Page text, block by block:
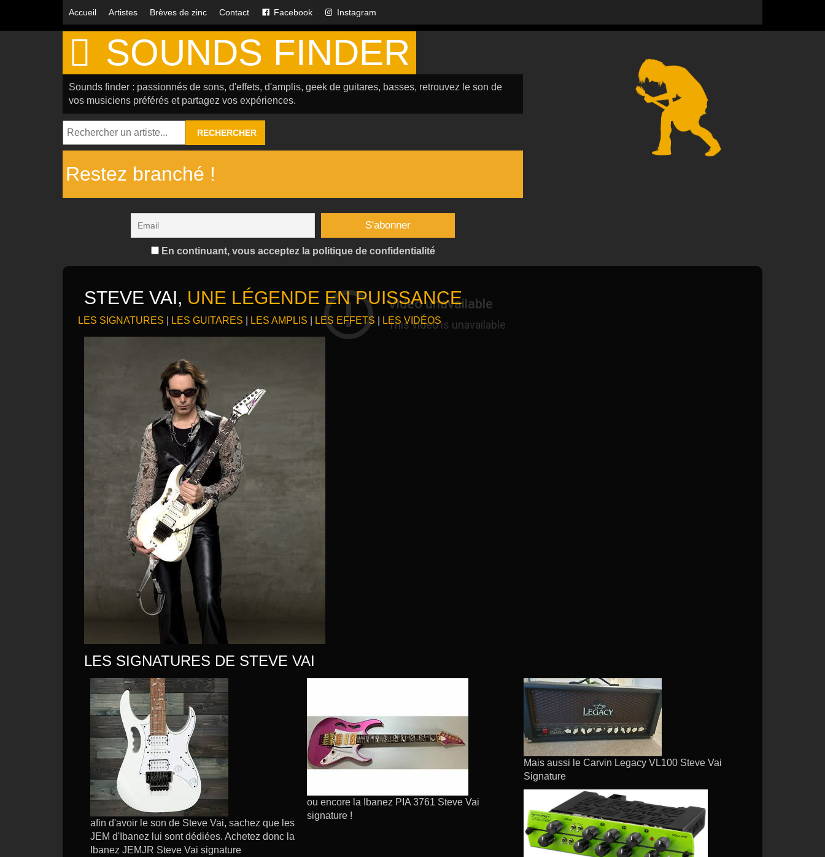
Accueil Artistes Brèves de zinc Contact Facebook Instagram
SOUNDS FINDER
Sounds finder : passionnés de sons, d'effets, d'amplis, geek de guitares, basses, retrouvez le son de
vos musiciens préférés et partagez vos expériences.
RECHERCHER
Restez branché !
En continuant, vous acceptez la politique de confidentialité
STEVE VAI, UNE LÉGENDE EN PUISSANCE
LES SIGNATURES LES GUITARES LES AMPLIS LES EFFETS LES VIDÉOS
LES SIGNATURES DE STEVE VAI
afin d'avoir le son de Steve Vai, sachez que les
JEM d'Ibanez lui sont dédiées. Achetez donc la
Ibanez JEMJR Steve Vai signature
ou encore la Ibanez PIA 3761 Steve Vai
signature !
Mais aussi le Carvin Legacy VL100 Steve Vai
Signature